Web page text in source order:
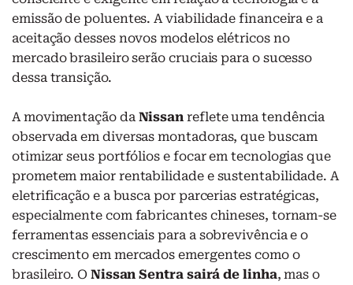
emissão de poluentes. A viabilidade financeira e a
aceitação desses novos modelos elétricos no
mercado brasileiro serão cruciais para o sucesso
dessa transição.
A movimentação da Nissan reflete uma tendência
observada em diversas montadoras, que buscam
otimizar seus portfólios e focar em tecnologias que
prometem maior rentabilidade e sustentabilidade. A
eletrificação e a busca por parcerias estratégicas,
especialmente com fabricantes chineses, tornam-se
ferramentas essenciais para a sobrevivência e o
crescimento em mercados emergentes como o
brasileiro. O Nissan Sentra sairá de linha, mas o